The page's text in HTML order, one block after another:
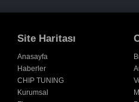
Site Haritası
Anasayfa
Haberler
CHIP TUNING
Kurumsal